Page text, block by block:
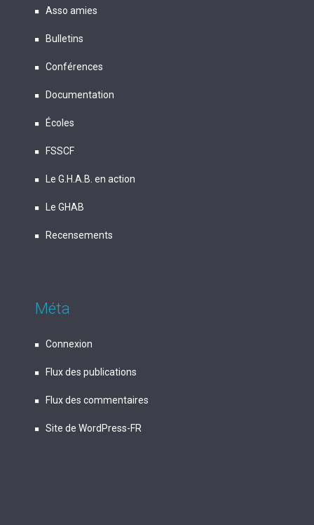
Asso amies
Bulletins
Conférences
Documentation
Écoles
FSSCF
Le G.H.A.B. en action
Le GHAB
Recensements
Méta
Connexion
Flux des publications
Flux des commentaires
Site de WordPress-FR